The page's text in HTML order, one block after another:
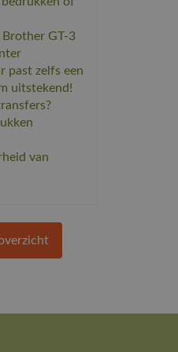
GT-3
past zelfs een
uitstekend!
van